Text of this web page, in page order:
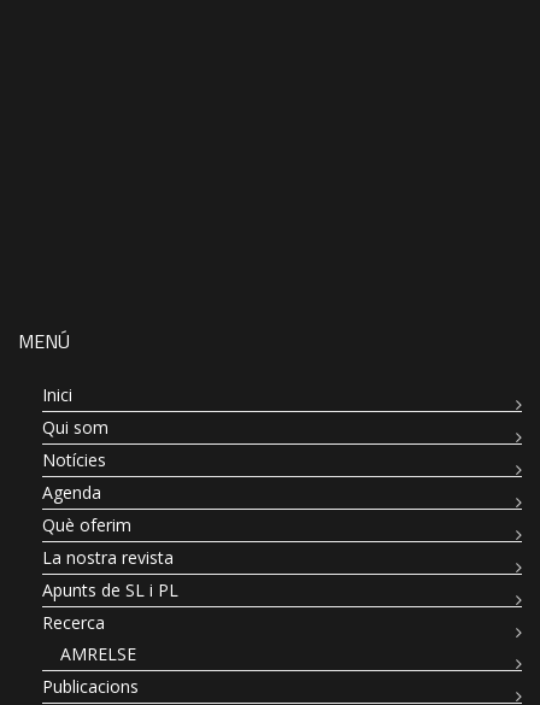
MENÚ
Inici
Qui som
Notícies
Agenda
Què oferim
La nostra revista
Apunts de SL i PL
Recerca
AMRELSE
Publicacions